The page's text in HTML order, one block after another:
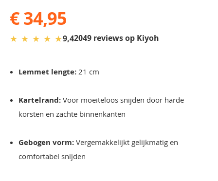
€ 34,95
★ ★ ★ ★ ★9,42049 reviews op Kiyoh
Lemmet lengte: 21 cm
Kartelrand: Voor moeiteloos snijden door harde
korsten en zachte binnenkanten
Gebogen vorm: Vergemakkelijkt gelijkmatig en
comfortabel snijden